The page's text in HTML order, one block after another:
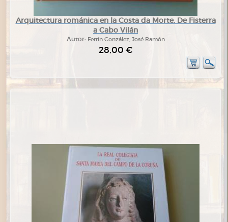
Arquitectura románica en la Costa da Morte. De Fisterra
a Cabo Vilán
Autor: Ferrín González, José Ramón
28,00 €